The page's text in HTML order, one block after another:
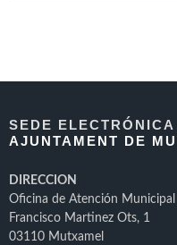
SEDE ELECTRÓNICA
AJUNTAMENT DE
DIRECCION
Oficina de Atención
Francisco Martinez Ots, 1
03110 Mutxamel